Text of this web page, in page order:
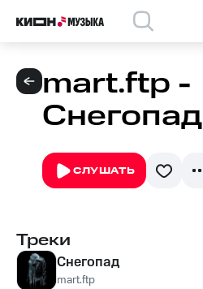
mart.ftp -
Снегопад
СЛУШАТЬ
Треки
Снегопад
mart.ftp